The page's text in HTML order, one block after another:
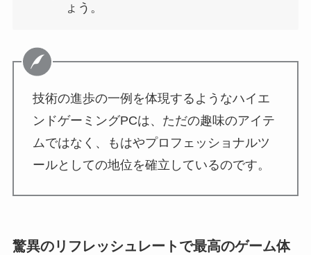
ょう。
技術の進歩の一例を体現するようなハイエ
ンドゲーミングPCは、ただの趣味のアイテ
ムではなく、もはやプロフェッショナルツ
ールとしての地位を確立しているのです。
驚異のリフレッシュレートで最高のゲーム体